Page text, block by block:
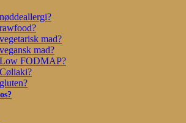
mad?
mad?
FODMAP?